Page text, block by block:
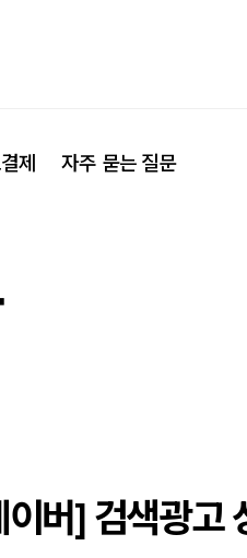
제 자주 묻는 질문
이버] 검색광고